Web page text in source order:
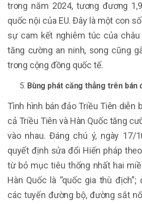
trong năm 2024, tương đương
quốc nội của EU. Đây là một con
sự cam kết nghiêm túc của
tăng cường an ninh, song cũng
trong cộng đồng quốc tế.
Bùng phát căng thẳng trên bán
Tình hình bán đảo Triều Tiên diễn
cả Triều Tiên và Hàn Quốc tăng
vào nhau. Đáng chú ý, ngày 17/
quyết định sửa đổi Hiến pháp
từ bỏ mục tiêu thống nhất hai
Hàn Quốc là “quốc gia thù địch”;
các tuyến đường bộ, đường sắt